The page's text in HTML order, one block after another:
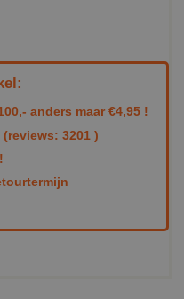
anders maar €4,95 !
(reviews: 3201 )